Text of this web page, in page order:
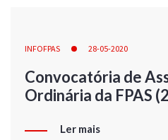
INFOFPAS 28-05-2020
Convocatória de
Ordinária da FPAS
Ler mais